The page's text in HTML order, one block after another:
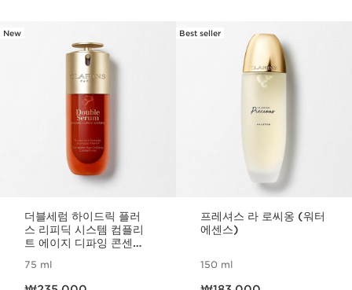
컨텐츠로 이동하기
New
더블세럼 하이드릭 플러
스 리피딕 시스템 컴플리
트 에이지 디파잉 콘센트
75 ml
Best seller
프레셔스 라 로씨옹 (워터
에센스)
150 ml